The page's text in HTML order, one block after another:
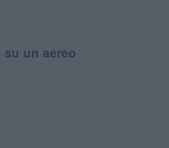
un aereo